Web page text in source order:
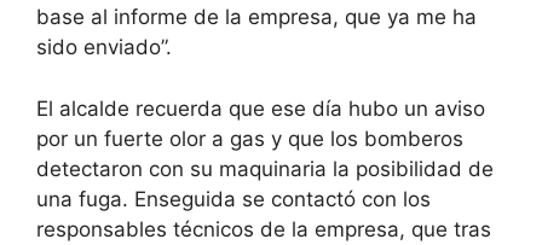
base al informe de la empresa, que ya me ha
sido enviado”.
El alcalde recuerda que ese día hubo un aviso
por un fuerte olor a gas y que los bomberos
detectaron con su maquinaria la posibilidad de
una fuga. Enseguida se contactó con los
responsables técnicos de la empresa, que tras